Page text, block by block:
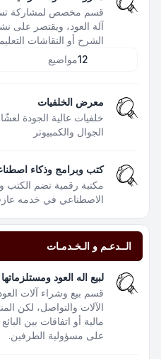
قسم مخصص لمشاركة
آلة العود، ويقتصر على
الشرح أو النقاشات
12مواضيع
معرض الخلفيات
خلفيات عالية الجودة
الجوال والكمبيوتر
كتب وبرامج وذكاء
مكتبة رقمية تضم الكتب
الاصطناعي في خدمه
الــدعـم و الـخـدمـات
لبيع اله العود ومستلزماتها
قسم بيع وشراء آلات
الآلات والتواصل، لكن
مالية أو اتفاقات بين
على مسؤولية الطرفين.